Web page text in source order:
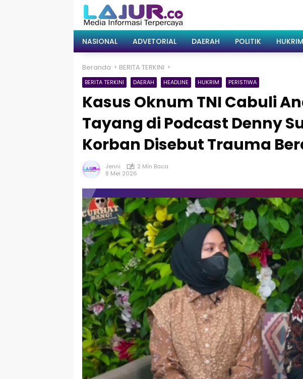
NASIONAL ADVETORIAL DAERAH POLITIK HUKRIM
Beranda BERITA TERKINI
BERITA TERKINI DAERAH HEADLINE HUKRIM PERISTIWA
Kasus Oknum TNI Cabuli
Tayang di Podcast Denny
Korban Disebut Trauma
Jenni
2 Min Baca
8 Mei 2026